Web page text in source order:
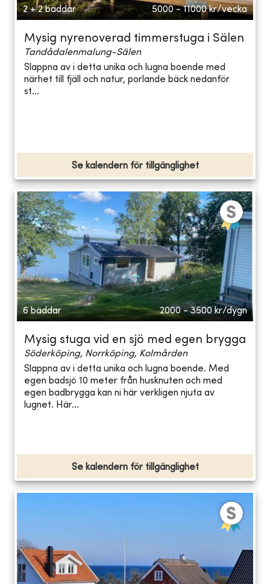
2 + 2 bäddar 5000 - 11000 kr/vecka
Mysig nyrenoverad timmerstuga i Sälen
Tandådalenmalung-Sälen
Slappna av i detta unika och lugna boende med
närhet till fjäll och natur, porlande bäck nedanför
st...
Se kalendern för tillgänglighet
6 bäddar 2000 - 3500 kr/dygn
Mysig stuga vid en sjö med egen brygga
Söderköping, Norrköping, Kolmården
Slappna av i detta unika och lugna boende. Med
egen badsjö 10 meter från husknuten och med
egen badbrygga kan ni här verkligen njuta av
lugnet. Här...
Se kalendern för tillgänglighet